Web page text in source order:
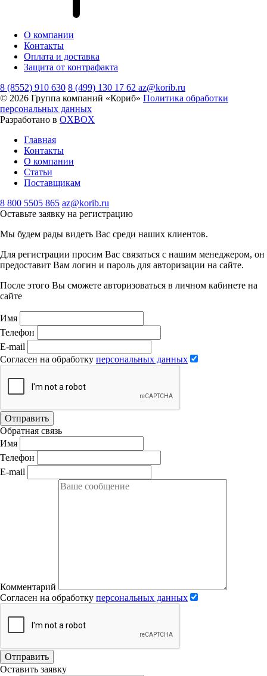
О компании
Контакты
Оплата и доставка
Защита от контрафакта
8 (8552) 910 630 8 (499) 130 17 62 az@korib.ru
© 2026 Группа компаний «Кориб» Политика обработки
персональных данных
Разработано в OXBOX
Главная
Контакты
О компании
Статьи
Поставщикам
8 800 5505 865 az@korib.ru
Оставьте заявку на регистрацию
Мы будем рады видеть Вас среди наших клиентов.
Для регистрации просим Вас связаться с нашим менеджером, он
предоставит Вам логин и пароль для авторизации на сайте.
После этого Вы сможете авторизоваться в личном кабинете на
сайте
Имя
Телефон
E-mail
Согласен на обработку персональных данных
Отправить
Обратная связь
Имя
Телефон
E-mail
Комментарий
Согласен на обработку персональных данных
Отправить
Оставить заявку